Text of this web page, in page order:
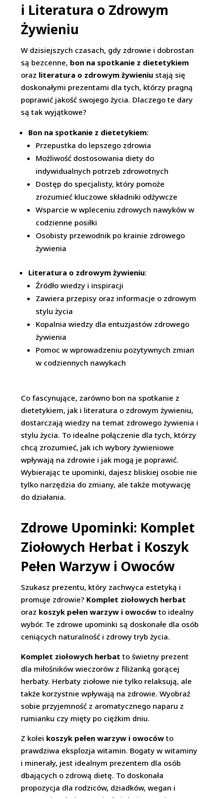
i Literatura o Zdrowym
Żywieniu
W dzisiejszych czasach, gdy zdrowie i dobrostan
są bezcenne, bon na spotkanie z dietetykiem
oraz literatura o zdrowym żywieniu stają się
doskonałymi prezentami dla tych, którzy pragną
poprawić jakość swojego życia. Dlaczego te dary
są tak wyjątkowe?
Bon na spotkanie z dietetykiem:
Przepustka do lepszego zdrowia
Możliwość dostosowania diety do
indywidualnych potrzeb zdrowotnych
Dostęp do specjalisty, który pomoże
zrozumieć kluczowe składniki odżywcze
Wsparcie w wpleceniu zdrowych nawyków w
codzienne posiłki
Osobisty przewodnik po krainie zdrowego
żywienia
Literatura o zdrowym żywieniu:
Źródło wiedzy i inspiracji
Zawiera przepisy oraz informacje o zdrowym
stylu życia
Kopalnia wiedzy dla entuzjastów zdrowego
żywienia
Pomoc w wprowadzeniu pozytywnych zmian
w codziennych nawykach
Co fascynujące, zarówno bon na spotkanie z
dietetykiem, jak i literatura o zdrowym żywieniu,
dostarczają wiedzy na temat zdrowego żywienia i
stylu życia. To idealne połączenie dla tych, którzy
chcą zrozumieć, jak ich wybory żywieniowe
wpływają na zdrowie i jak mogą je poprawić.
Wybierając te upominki, dajesz bliskiej osobie nie
tylko narzędzia do zmiany, ale także motywację
do działania.
Zdrowe Upominki: Komplet
Ziołowych Herbat i Koszyk
Pełen Warzyw i Owoców
Szukasz prezentu, który zachwyca estetyką i
promuje zdrowie? Komplet ziołowych herbat
oraz koszyk pełen warzyw i owoców to idealny
wybór. Te zdrowe upominki są doskonałe dla osób
ceniących naturalność i zdrowy tryb życia.
Komplet ziołowych herbat to świetny prezent
dla miłośników wieczorów z filiżanką gorącej
herbaty. Herbaty ziołowe nie tylko relaksują, ale
także korzystnie wpływają na zdrowie. Wyobraź
sobie przyjemność z aromatycznego naparu z
rumianku czy mięty po ciężkim dniu.
Z kolei koszyk pełen warzyw i owoców to
prawdziwa eksplozja witamin. Bogaty w witaminy
i minerały, jest idealnym prezentem dla osób
dbających o zdrową dietę. To doskonała
propozycja dla rodziców, dziadków, wegan i